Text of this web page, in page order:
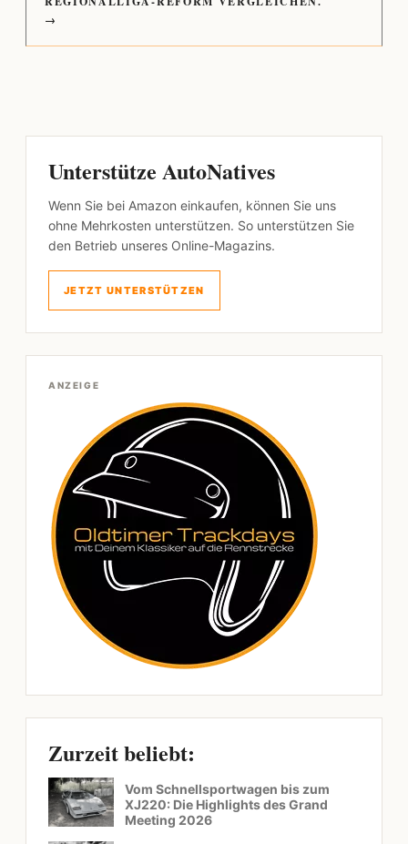
→
Unterstütze AutoNatives
Wenn Sie bei Amazon einkaufen, können Sie uns
ohne Mehrkosten unterstützen. So unterstützen Sie
den Betrieb unseres Online-Magazins.
JETZT UNTERSTÜTZEN
ANZEIGE
Zurzeit beliebt:
Vom Schnellsportwagen bis zum
XJ220: Die Highlights des Grand
Meeting 2026